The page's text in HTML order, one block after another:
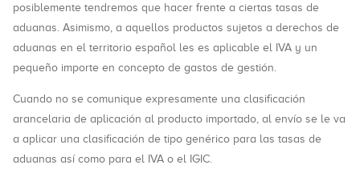
posiblemente tendremos que hacer frente a ciertas tasas de
aduanas. Asimismo, a aquellos productos sujetos a derechos de
aduanas en el territorio español les es aplicable el IVA y un
pequeño importe en concepto de gastos de gestión.
Cuando no se comunique expresamente una clasificación
arancelaria de aplicación al producto importado, al envío se le va
a aplicar una clasificación de tipo genérico para las tasas de
aduanas así como para el IVA o el IGIC.